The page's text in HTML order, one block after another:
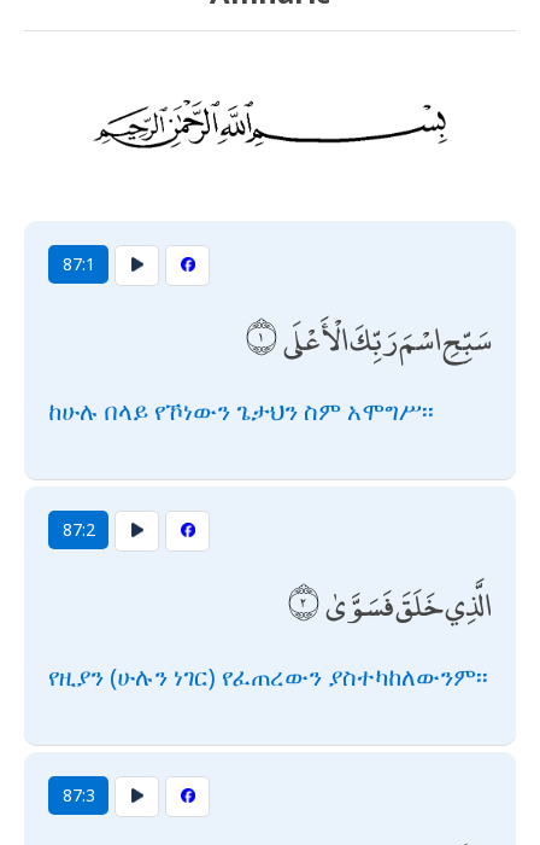
87:1
سَبِّحِ اسْمَ رَبِّكَ الْأَعْلَى
ከሁሉ በላይ የኾነውን ጌታህን ስም አሞግሥ፡፡
87:2
الَّذِي خَلَقَ فَسَوَّىٰ
የዚያን (ሁሉን ነገር) የፈጠረውን ያስተካከለውንም፡፡
87:3